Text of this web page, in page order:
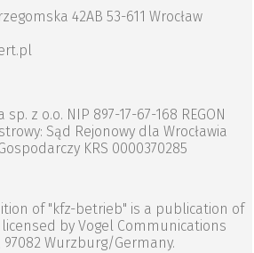
42AB 53-611 Wrocław
z o.o. NIP 897-17-67-168 REGON
Sąd Rejonowy dla Wrocławia
KRS 0000370285
of "kfz-betrieb" is a publication of
licensed by Vogel Communications
97082 Wurzburg/Germany.